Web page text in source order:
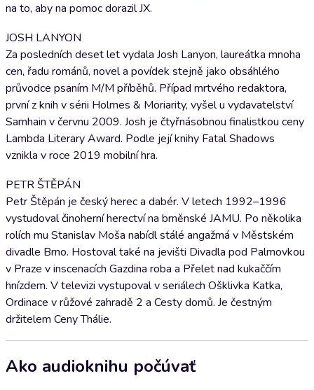
na to, aby na pomoc dorazil JX.
JOSH LANYON
Za posledních deset let vydala Josh Lanyon, laureátka mnoha
cen, řadu románů, novel a povídek stejně jako obsáhlého
průvodce psaním M/M příběhů. Případ mrtvého redaktora,
první z knih v sérii Holmes & Moriarity, vyšel u vydavatelství
Samhain v červnu 2009. Josh je čtyřnásobnou finalistkou ceny
Lambda Literary Award. Podle její knihy Fatal Shadows
vznikla v roce 2019 mobilní hra.
PETR ŠTĚPÁN
Petr Štěpán je český herec a dabér. V letech 1992–1996
vystudoval činoherní herectví na brněnské JAMU. Po několika
rolích mu Stanislav Moša nabídl stálé angažmá v Městském
divadle Brno. Hostoval také na jevišti Divadla pod Palmovkou
v Praze v inscenacích Gazdina roba a Přelet nad kukaččím
hnízdem. V televizi vystupoval v seriálech Ošklivka Katka,
Ordinace v růžové zahradě 2 a Cesty domů. Je čestným
držitelem Ceny Thálie.
Ako audioknihu počúvať